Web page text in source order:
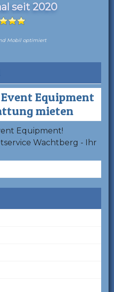
seit 2020
Mobil optimiert
Equipment
mieten
Equipment!
Wachtberg - Ihr